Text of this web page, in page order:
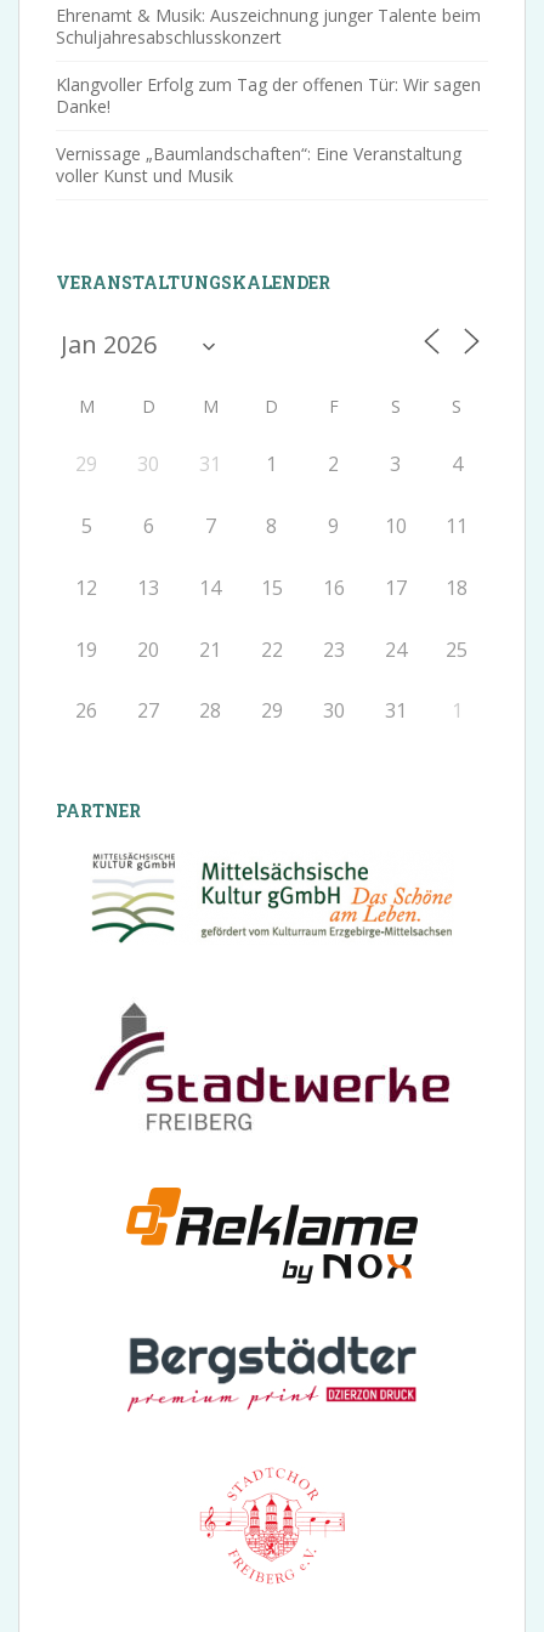
Ehrenamt & Musik: Auszeichnung junger Talente beim
Schuljahresabschlusskonzert
Klangvoller Erfolg zum Tag der offenen Tür: Wir sagen
Danke!
Vernissage „Baumlandschaften“: Eine Veranstaltung
voller Kunst und Musik
VERANSTALTUNGSKALENDER
M D M D F S S
29 30 31 1 2 3 4
5 6 7 8 9 10 11
12 13 14 15 16 17 18
19 20 21 22 23 24 25
26 27 28 29 30 31 1
PARTNER